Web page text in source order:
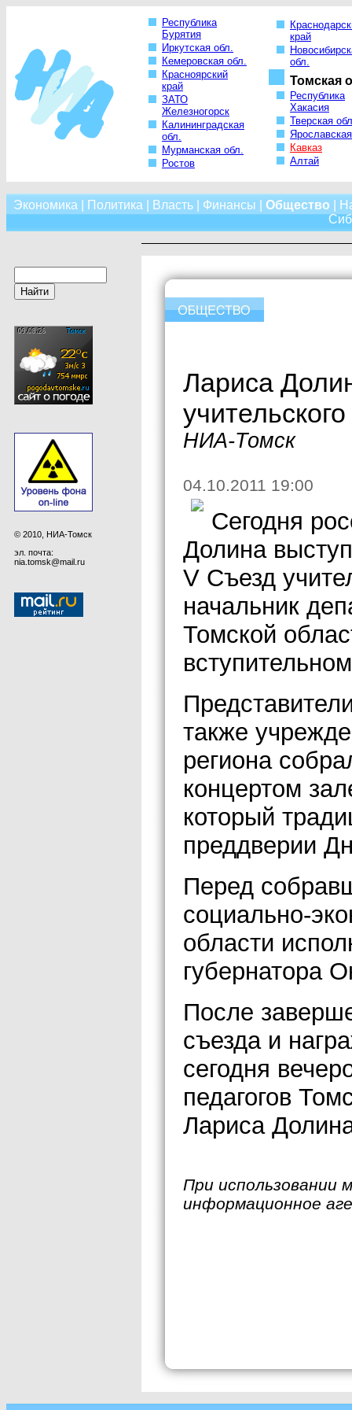
Республика
Бурятия
Иркутская обл.
Кемеровская обл.
Красноярский
край
ЗАТО
Железногорск
Калининградская
обл.
Мурманская обл.
Ростов
край
обл.
Томская
Республика
Хакасия
Тверская
Кавказ
Алтай
Экономика Политика Власть| Финансы Общество
© 2010, НИА-Томск
эл. почта:
nia.tomsk@mail.ru
Лариса
НИА-Томск
04.10.2011 19:00
Сегодня
Долина
V Съезд
начальник
Томской
также
региона
концертом
который
преддверии
Перед
социально-
области
губернатора
После
съезда и
сегодня
педагогов
Лариса
При использовании
информационное